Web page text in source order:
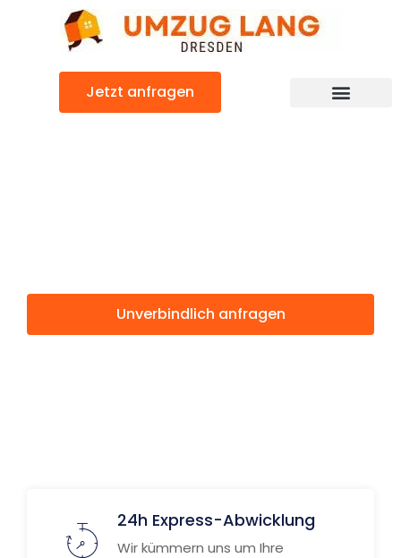
Jetzt anfragen
Unverbindlich anfragen
24h Express-Abwicklung
Wir kümmern uns um Ihre